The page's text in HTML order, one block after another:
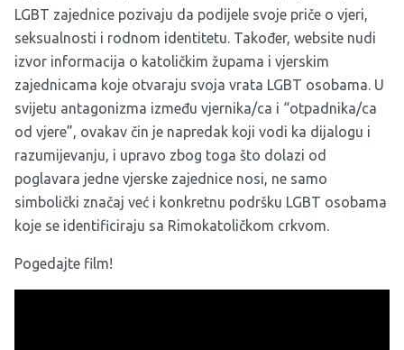
LGBT zajednice pozivaju da podijele svoje priče o vjeri,
seksualnosti i rodnom identitetu. Također, website nudi
izvor informacija o katoličkim župama i vjerskim
zajednicama koje otvaraju svoja vrata LGBT osobama. U
svijetu antagonizma između vjernika/ca i “otpadnika/ca
od vjere”, ovakav čin je napredak koji vodi ka dijalogu i
razumijevanju, i upravo zbog toga što dolazi od
poglavara jedne vjerske zajednice nosi, ne samo
simbolički značaj već i konkretnu podršku LGBT osobama
koje se identificiraju sa Rimokatoličkom crkvom.
Pogedajte film!